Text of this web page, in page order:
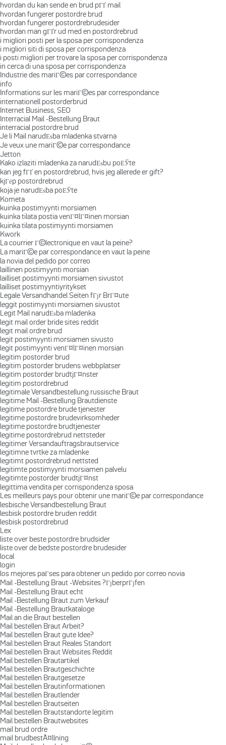
hvordan du kan sende en brud pГҐ mail
hvordan fungerer postordre brud
hvordan fungerer postordrebrudesider
hvordan man gГҐr ud med en postordrebrud
i migliori posti per la sposa per corrispondenza
i migliori siti di sposa per corrispondenza
i posti migliori per trovare la sposa per corrispondenza
in cerca di una sposa per corrispondenza
Industrie des mariГ©es par correspondance
info
Informations sur les mariГ©es par correspondance
internationell postorderbrud
Internet Business, SEO
Interracial Mail -Bestellung Braut
interracial postordre brud
Je li Mail narudЕѕba mladenka stvarna
Je veux une mariГ©e par correspondance
Jetton
Kako izlaziti mladenka za narudЕѕbu poЕЎte
kan jeg fГҐ en postordrebrud, hvis jeg allerede er gift?
kjГёp postordrebrud
koja je narudЕѕba poЕЎte
Kometa
kuinka postimyynti morsiamen
kuinka tilata postia venГ¤lГ¤inen morsian
kuinka tilata postimyynti morsiamen
Kwork
La courrier Г©lectronique en vaut la peine?
La mariГ©e par correspondance en vaut la peine
la novia del pedido por correo
laillinen postimyynti morsian
lailliset postimyynti morsiamen sivustot
lailliset postimyyntiyritykset
Legale Versandhandel Seiten fГјr BrГ¤ute
leggit postimyynti morsiamen sivustot
Legit Mail narudЕѕba mladenka
legit mail order bride sites reddit
legit mail ordre brud
legit postimyynti morsiamen sivusto
legit postimyynti venГ¤lГ¤inen morsian
legitim postorder brud
legitim postorder brudens webbplatser
legitim postorder brudtjГ¤nster
legitim postordrebrud
legitimale Versandbestellung russische Braut
legitime Mail -Bestellung Brautdienste
legitime postordre brude tjenester
legitime postordre brudevirksomheder
legitime postordre brudtjenester
legitime postordrebrud nettsteder
legitimer Versandauftragsbrautservice
legitimne tvrtke za mladenke
legitimt postordrebrud nettsted
legitimte postimyynti morsiamen palvelu
legitimte postorder brudtjГ¤nst
legittima vendita per corrispondenza sposa
Les meilleurs pays pour obtenir une mariГ©e par correspondance
lesbische Versandbestellung Braut
lesbisk postordre bruden reddit
lesbisk postordrebrud
Lex
liste over beste postordre brudsider
liste over de bedste postordre brudesider
local
login
los mejores paГ­ses para obtener un pedido por correo novia
Mail -Bestellung Braut -Websites ?ГјberprГјfen
Mail -Bestellung Braut echt
Mail -Bestellung Braut zum Verkauf
Mail -Bestellung Brautkataloge
Mail an die Braut bestellen
Mail bestellen Braut Arbeit?
Mail bestellen Braut gute Idee?
Mail bestellen Braut Reales Standort
Mail bestellen Braut Websites Reddit
Mail bestellen Brautartikel
Mail bestellen Brautgeschichte
Mail bestellen Brautgesetze
Mail bestellen Brautinformationen
Mail bestellen Brautlender
Mail bestellen Brautseiten
Mail bestellen Brautstandorte legitim
Mail bestellen Brautwebsites
mail brud ordre
mail brudbestÃ¤llning